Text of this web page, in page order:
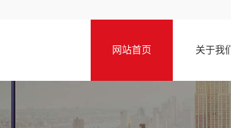
网站首页 关于我们